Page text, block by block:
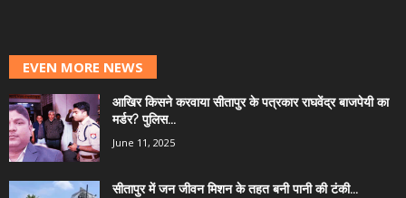
EVEN MORE NEWS
आखिर किसने करवाया सीतापुर के पत्रकार राघवेंद्र बाजपेयी का
मर्डर? पुलिस...
June 11, 2025
सीतापुर में जन जीवन मिशन के तहत बनी पानी की टंकी...